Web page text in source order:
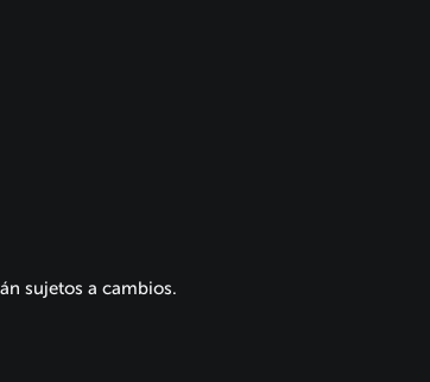
sujetos a cambios.